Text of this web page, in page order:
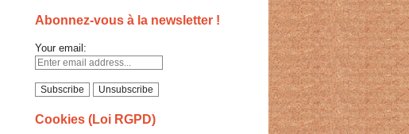
Abonnez-vous à la newsletter !
Your email:
Cookies (Loi RGPD)